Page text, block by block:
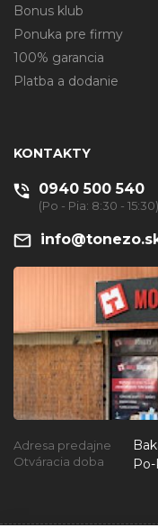
Bonus klub
Ponuka pre firmy
100% garancia
Platba a dodanie
KONTAKTY
0940 500 540
(Po - Pia: 8:30 - 15:30)
Adresa predajne
Otváracia doba Po-